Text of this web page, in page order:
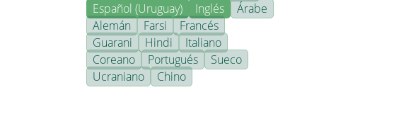
Español (Uruguay)
Inglés
Árabe
Alemán
Farsi
Francés
Guarani
Hindi
Italiano
Coreano
Portugués
Sueco
Ucraniano
Chino